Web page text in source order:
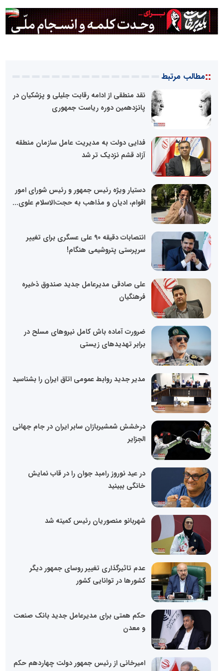
::مطالب مرتبط
نقد منطقی از ادامه رقابت جلیلی و پزشکیان در
پانزدهمین دوره ریاست جمهوری
فدایی دولت به مدیریت عامل سازمان منطقه
آزاد قشم نزدیک تر شد
دستیار ویژه رئیس جمهور و رئیس شورای امور
اقوام، ادیان و مذاهب به حجت‌الاسلام علوی...
انتصابات دقیقه 90 علی عسگری برای تغییر
سرپرستی پتروشیمی هنگام!
علی صادقی مدیرعامل جدید صندوق ذخیره
فرهنگیان
ضرورت آماده باش کامل نیروهای مسلح در
برابر تهدید‌های زیستی
مدیر جدید روابط عمومی اتاق ایران را بشناسید
درخشش شمشیربازان سابر ایران در جام جهانی
الجزایر
در عید نوروز رامبد جوان را در قاب نمایش
خانگی ببینید
شهربانو منصوریان رئیس کمیته شد
عدم تاثیرگذاری تغییر روسای جمهور دیگر
کشورها در توانایی کشور
حکم همتی برای مدیرعامل جدید بانک صنعت
و معدن
امیرخانی از رئیس جمهور دولت چهاردهم حکم